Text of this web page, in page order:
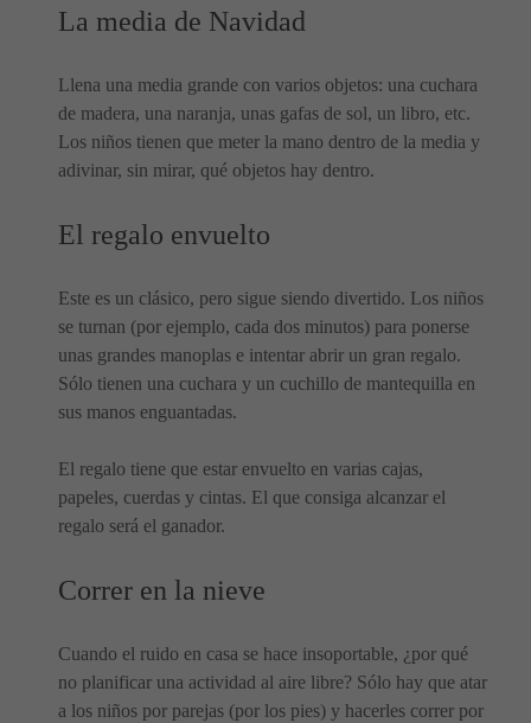
La media de Navidad
Llena una media grande con varios objetos: una cuchara
de madera, una naranja, unas gafas de sol, un libro, etc.
Los niños tienen que meter la mano dentro de la media y
adivinar, sin mirar, qué objetos hay dentro.
El regalo envuelto
Este es un clásico, pero sigue siendo divertido. Los niños
se turnan (por ejemplo, cada dos minutos) para ponerse
unas grandes manoplas e intentar abrir un gran regalo.
Sólo tienen una cuchara y un cuchillo de mantequilla en
sus manos enguantadas.
El regalo tiene que estar envuelto en varias cajas,
papeles, cuerdas y cintas. El que consiga alcanzar el
regalo será el ganador.
Correr en la nieve
Cuando el ruido en casa se hace insoportable, ¿por qué
no planificar una actividad al aire libre? Sólo hay que atar
a los niños por parejas (por los pies) y hacerles correr por